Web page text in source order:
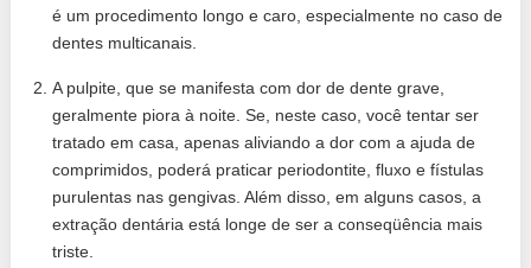
é um procedimento longo e caro, especialmente no caso de
dentes multicanais.
A pulpite, que se manifesta com dor de dente grave,
geralmente piora à noite. Se, neste caso, você tentar ser
tratado em casa, apenas aliviando a dor com a ajuda de
comprimidos, poderá praticar periodontite, fluxo e fístulas
purulentas nas gengivas. Além disso, em alguns casos, a
extração dentária está longe de ser a conseqüência mais
triste.